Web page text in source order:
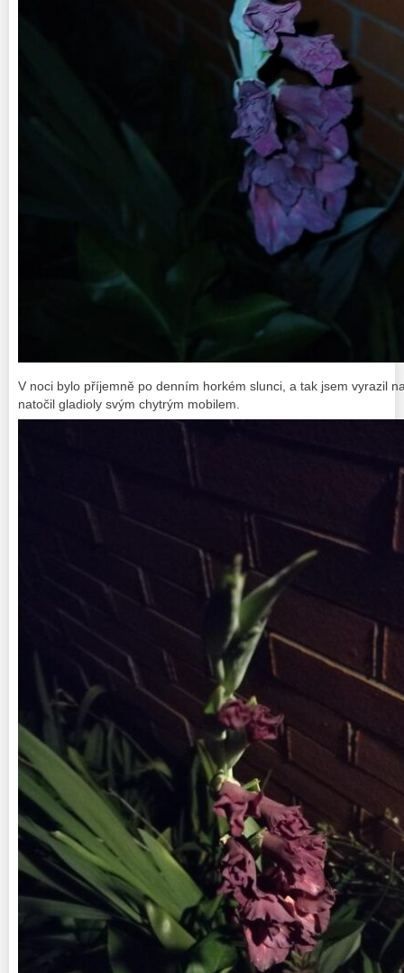
V noci bylo příjemně po denním horkém slunci, a tak jsem vyrazil
natočil gladioly svým chytrým mobilem.